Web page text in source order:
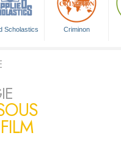
Scholastics Criminon